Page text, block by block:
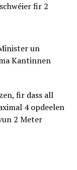
fir 2
un
Kantinnen
fir dass all
4 opdeelen
2 Meter